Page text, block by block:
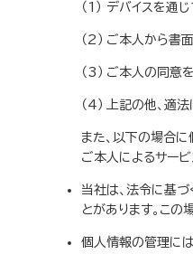
デバイスを通
ご本人から書
ご本人の同意
上記の他、適
また、以下の場合に
ご本人によるサービ
当社は、法令に基
とがあります。こ
個人情報の管理には